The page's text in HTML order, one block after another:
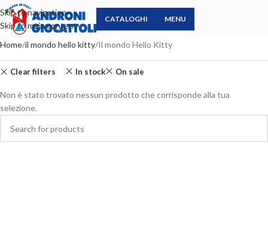
Skip to navigation
Skip to main content
CATALOGHI MENU
Home il mondo hello kitty Il mondo Hello Kitty
Clear filters In stock On sale
Non è stato trovato nessun prodotto che corrisponde alla tua
selezione.